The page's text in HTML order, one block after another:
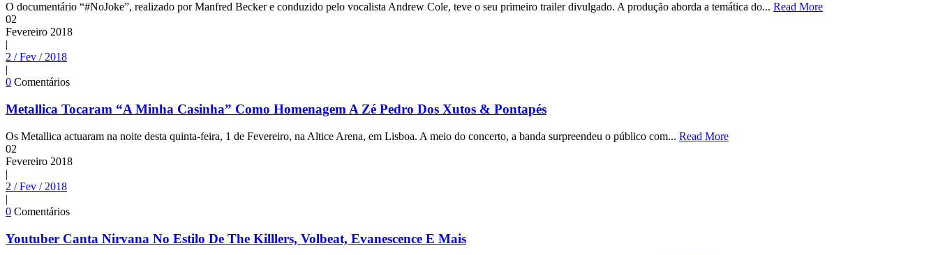
O documentário “#NoJoke”, realizado por Manfred Becker e conduzido pelo vocalista Andrew Cole, teve o seu primeiro trailer divulgado. A produção aborda a temática do... Read More
02
Fevereiro 2018
|
2 / Fev / 2018
|
0 Comentários
Metallica Tocaram “A Minha Casinha” Como Homenagem A Zé Pedro Dos Xutos & Pontapés
Os Metallica actuaram na noite desta quinta-feira, 1 de Fevereiro, na Altice Arena, em Lisboa. A meio do concerto, a banda surpreendeu o público com... Read More
02
Fevereiro 2018
|
2 / Fev / 2018
|
0 Comentários
Youtuber Canta Nirvana No Estilo De The Killlers, Volbeat, Evanescence E Mais